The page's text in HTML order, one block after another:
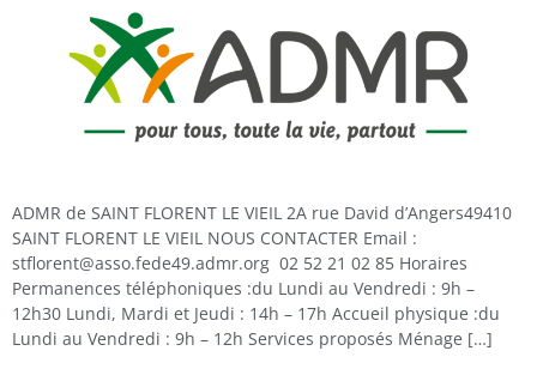
ADMR de SAINT FLORENT LE VIEIL 2A rue David d’Angers49410
SAINT FLORENT LE VIEIL NOUS CONTACTER Email :
stflorent@asso.fede49.admr.org 02 52 21 02 85 Horaires
Permanences téléphoniques :du Lundi au Vendredi : 9h –
12h30 Lundi, Mardi et Jeudi : 14h – 17h Accueil physique :du
Lundi au Vendredi : 9h – 12h Services proposés Ménage […]